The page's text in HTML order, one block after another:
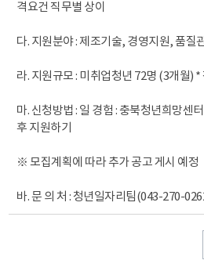
격요건 직무별 상이
다. 지원분야 : 제조기술, 경영지원, 품질
라. 지원규모 : 미취업청년 72명 (3개월) *
마. 신청방법 : 일 경험 : 충북청년희망센
후 지원하기
※ 모집계획에 따라 추가 공고 게시 예정
바. 문 의 처 : 청년일자리팀(043-270-